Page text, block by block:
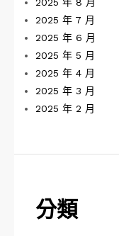
2025 年 7 月
2025 年 6 月
2025 年 5 月
2025 年 4 月
2025 年 3 月
2025 年 2 月
分類